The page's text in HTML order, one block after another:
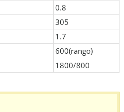
0.8
305
1.7
600(rango)
1800/800